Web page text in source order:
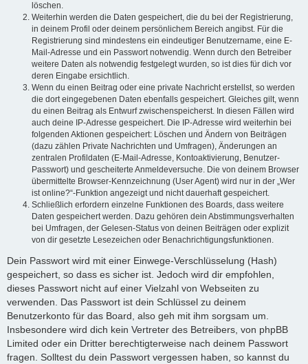
löschen.
Weiterhin werden die Daten gespeichert, die du bei der Registrierung,
in deinem Profil oder deinem persönlichem Bereich angibst. Für die
Registrierung sind mindestens ein eindeutiger Benutzername, eine E-
Mail-Adresse und ein Passwort notwendig. Wenn durch den Betreiber
weitere Daten als notwendig festgelegt wurden, so ist dies für dich vor
deren Eingabe ersichtlich.
Wenn du einen Beitrag oder eine private Nachricht erstellst, so werden
die dort eingegebenen Daten ebenfalls gespeichert. Gleiches gilt, wenn
du einen Beitrag als Entwurf zwischenspeicherst. In diesen Fällen wird
auch deine IP-Adresse gespeichert. Die IP-Adresse wird weiterhin bei
folgenden Aktionen gespeichert: Löschen und Ändern von Beiträgen
(dazu zählen Private Nachrichten und Umfragen), Änderungen an
zentralen Profildaten (E-Mail-Adresse, Kontoaktivierung, Benutzer-
Passwort) und gescheiterte Anmeldeversuche. Die von deinem Browser
übermittelte Browser-Kennzeichnung (User Agent) wird nur in der „Wer
ist online?“-Funktion angezeigt und nicht dauerhaft gespeichert.
Schließlich erfordern einzelne Funktionen des Boards, dass weitere
Daten gespeichert werden. Dazu gehören dein Abstimmungsverhalten
bei Umfragen, der Gelesen-Status von deinen Beiträgen oder explizit
von dir gesetzte Lesezeichen oder Benachrichtigungsfunktionen.
Dein Passwort wird mit einer Einwege-Verschlüsselung (Hash)
gespeichert, so dass es sicher ist. Jedoch wird dir empfohlen,
dieses Passwort nicht auf einer Vielzahl von Webseiten zu
verwenden. Das Passwort ist dein Schlüssel zu deinem
Benutzerkonto für das Board, also geh mit ihm sorgsam um.
Insbesondere wird dich kein Vertreter des Betreibers, von phpBB
Limited oder ein Dritter berechtigterweise nach deinem Passwort
fragen. Solltest du dein Passwort vergessen haben, so kannst du